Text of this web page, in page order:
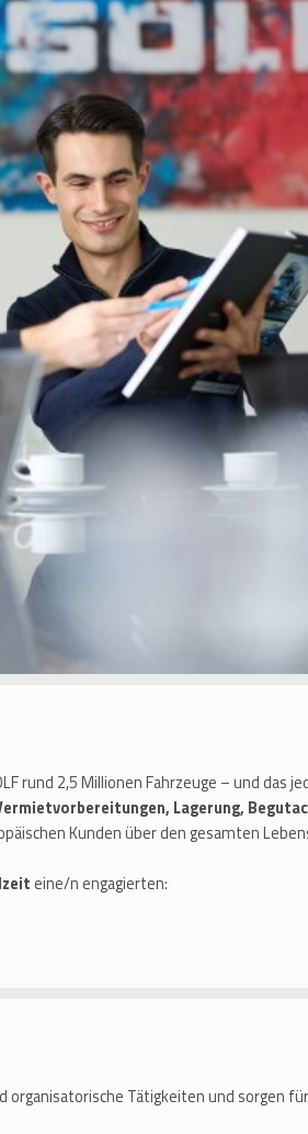
rund 2,5 Millionen Fahrzeuge – und das
Lagerung,
Kunden über den gesamten
eine/n engagierten:
Tätigkeiten und sorgen